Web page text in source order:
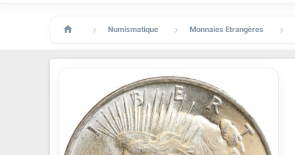
  Numismatique  Monnaies Etrangères 